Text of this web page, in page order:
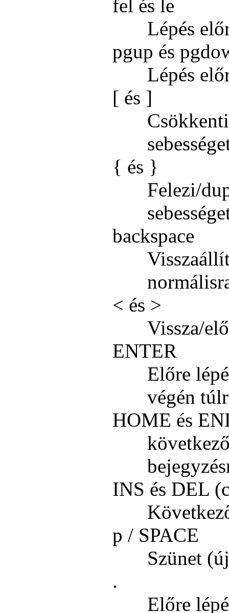
fel és le
Lépés
pgup és
Lépés
[ és ]
{ és }
Felezi/
backspace
< és >
Vissza/
ENTER
Előre
végén
HOME és
INS és DEL
p / SPACE
Szünet
.
Előre